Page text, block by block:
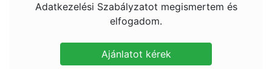
Adatkezelési Szabályzatot megismertem és
elfogadom.